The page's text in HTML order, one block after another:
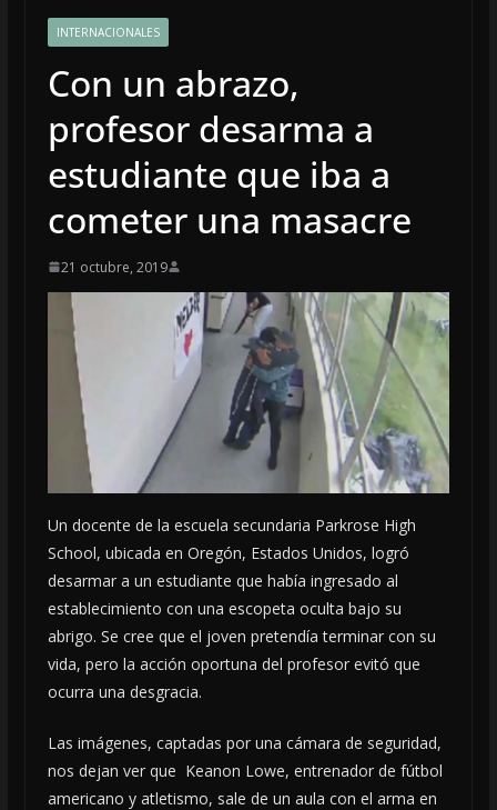
INTERNACIONALES
Con un abrazo,
profesor desarma a
estudiante que iba a
cometer una masacre
21 octubre, 2019
Un docente de la escuela secundaria Parkrose High
School, ubicada en Oregón, Estados Unidos, logró
desarmar a un estudiante que había ingresado al
establecimiento con una escopeta oculta bajo su
abrigo. Se cree que el joven pretendía terminar con su
vida, pero la acción oportuna del profesor evitó que
ocurra una desgracia.
Las imágenes, captadas por una cámara de seguridad,
nos dejan ver que Keanon Lowe, entrenador de fútbol
americano y atletismo, sale de un aula con el arma en